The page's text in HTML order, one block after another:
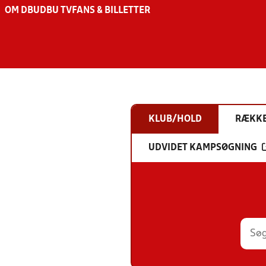
OM DBU DBU TV FANS & BILLETTER
KLUB/HOLD
UDVIDET KAMPSØGNING